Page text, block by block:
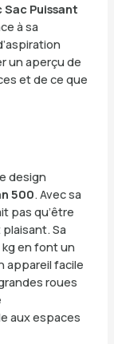
Puissant
à sa
un aperçu de
et de ce que
design
500. Avec sa
pas qu’être
Sa
en font un
appareil facile
roues
aux espaces